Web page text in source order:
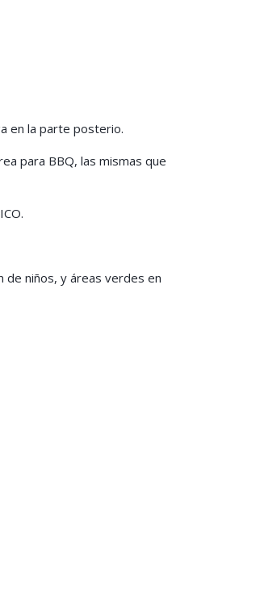
en la parte posterio.
para BBQ, las mismas que
de niños, y áreas verdes en